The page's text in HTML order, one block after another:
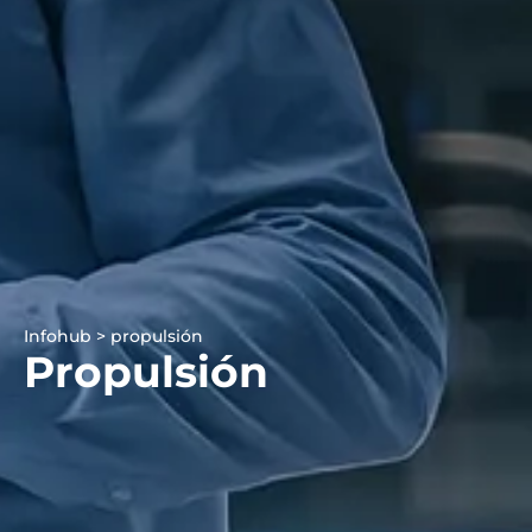
Infohub > propulsión
Propulsión